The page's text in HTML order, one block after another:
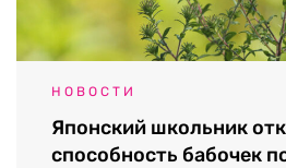
НОВОСТИ
Японский школьник
способность бабочек